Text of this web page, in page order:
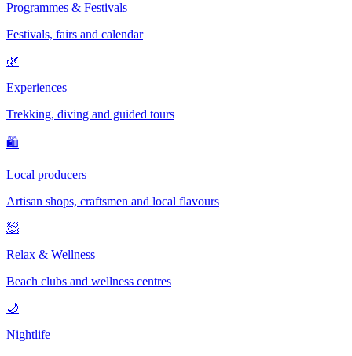
Programmes & Festivals
Festivals, fairs and calendar
🌿
Experiences
Trekking, diving and guided tours
🛍
Local producers
Artisan shops, craftsmen and local flavours
🧖
Relax & Wellness
Beach clubs and wellness centres
🌙
Nightlife